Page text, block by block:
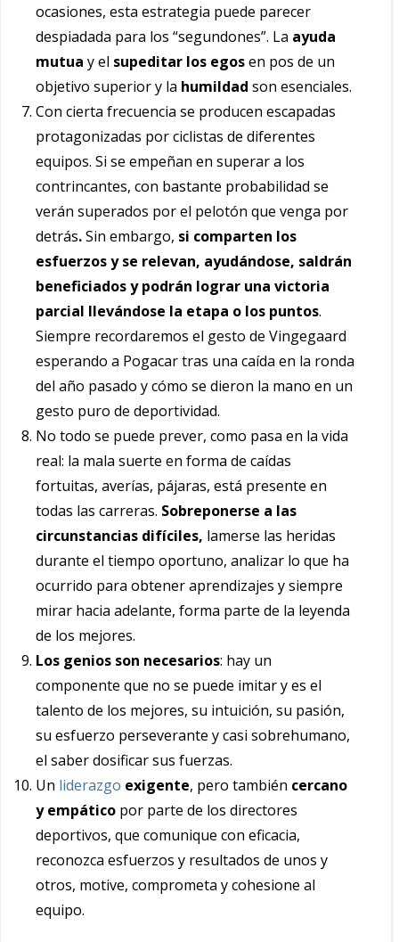
ocasiones, esta estrategia puede parecer
despiadada para los “segundones”. La ayuda
mutua y el supeditar los egosen pos de un
objetivo superior y la humildad son esenciales.
Con cierta frecuencia se producen escapadas
protagonizadas por ciclistas de diferentes
equipos. Si se empeñan en superar a los
contrincantes, con bastante probabilidad se
verán superados por el pelotón que venga por
detrás.Sin embargo, si comparten los
esfuerzos y se relevan, ayudándose, saldrán
beneficiados y podrán lograr una victoria
parcial llevándose la etapa o los puntos.
Siempre recordaremos el gesto de Vingegaard
esperando a Pogacar tras una caída en la ronda
del año pasado y cómo se dieron la mano en un
gesto puro de deportividad.
No todo se puede prever, como pasa en la vida
real: la mala suerte en forma de caídas
fortuitas, averías, pájaras, está presente en
todas las carreras. Sobreponerse a las
circunstancias difíciles, lamerse las heridas
durante el tiempo oportuno, analizar lo que ha
ocurrido para obtener aprendizajes y siempre
mirar hacia adelante, forma parte de la leyenda
de los mejores.
Los genios son necesarios: hay un
componente que no se puede imitar y es el
talento de los mejores, su intuición, su pasión,
su esfuerzo perseverante y casi sobrehumano,
el saber dosificar sus fuerzas.
Un liderazgo exigente, pero también cercano
y empático por parte de los directores
deportivos, que comunique con eficacia,
reconozca esfuerzos y resultados de unos y
otros, motive, comprometa y cohesione al
equipo.